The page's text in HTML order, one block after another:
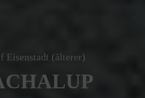
Eisenstadt (älterer)